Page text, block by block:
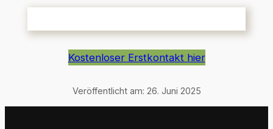
Kostenloser Erstkontakt hier
Veröffentlicht am: 26. Juni 2025